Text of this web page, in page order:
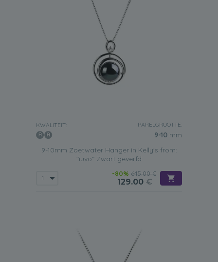
KWALITEIT: PARELGROOTTE:
9-10 mm
9-10mm Zoetwater Hanger in Kelly's from:
"iuvo" Zwart geverfd
-80% 645.00 €
129.00 €